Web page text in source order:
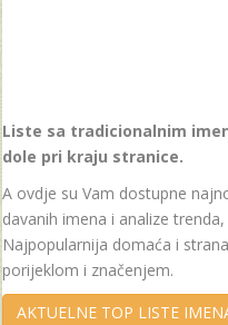
Liste sa tradicionalnim
dole pri kraju stranice.
A ovdje su Vam dostupne
davanih imena i analize
Najpopularnija domaća i
porijeklom i značenjem.
AKTUELNE TOP LISTE